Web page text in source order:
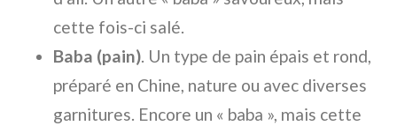
cette fois-ci salé.
Baba (pain). Un type de pain épais et rond,
préparé en Chine, nature ou avec diverses
garnitures. Encore un « baba », mais cette